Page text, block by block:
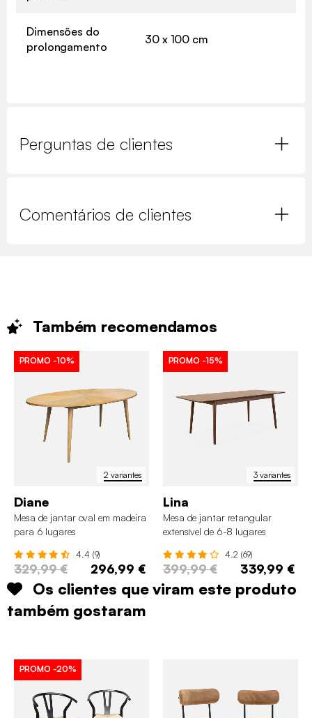
Dimensões do
prolongamento
30 x 100 cm
Perguntas de clientes
Comentários de clientes
Também recomendamos
2 variantes
PROMO -10%
Diane
Mesa de jantar oval em madeira
para 6 lugares
4.4 (9)
329,99 € 296,99 €
3 variantes
PROMO -15%
Lina
Mesa de jantar retangular
extensível de 6-8 lugares
4.2 (69)
399,99 € 339,99 €
Os clientes que viram este produto
também gostaram
PROMO -20%